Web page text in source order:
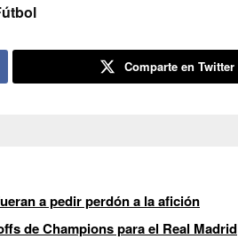
Comparte en Twitter
a pedir perdón a la afición
de Champions para el Real Madrid